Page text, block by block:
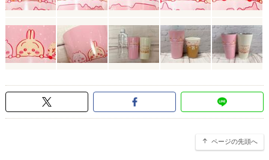
ページの先頭へ